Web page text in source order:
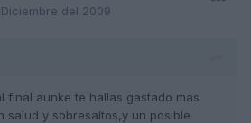
Diciembre del 2009
final aunke te hallas gastado mas
salud y sobresaltos,y un posible